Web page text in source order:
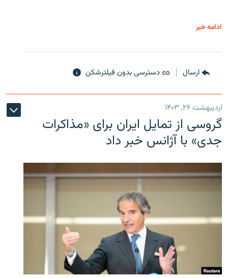
ادامه خبر
ارسال دسترسی بدون فیلترشکن
اردیبهشت ۲۶, ۱۴۰۳
گروسی از تمایل ایران برای «مذاکرات
جدی» با آژانس خبر داد